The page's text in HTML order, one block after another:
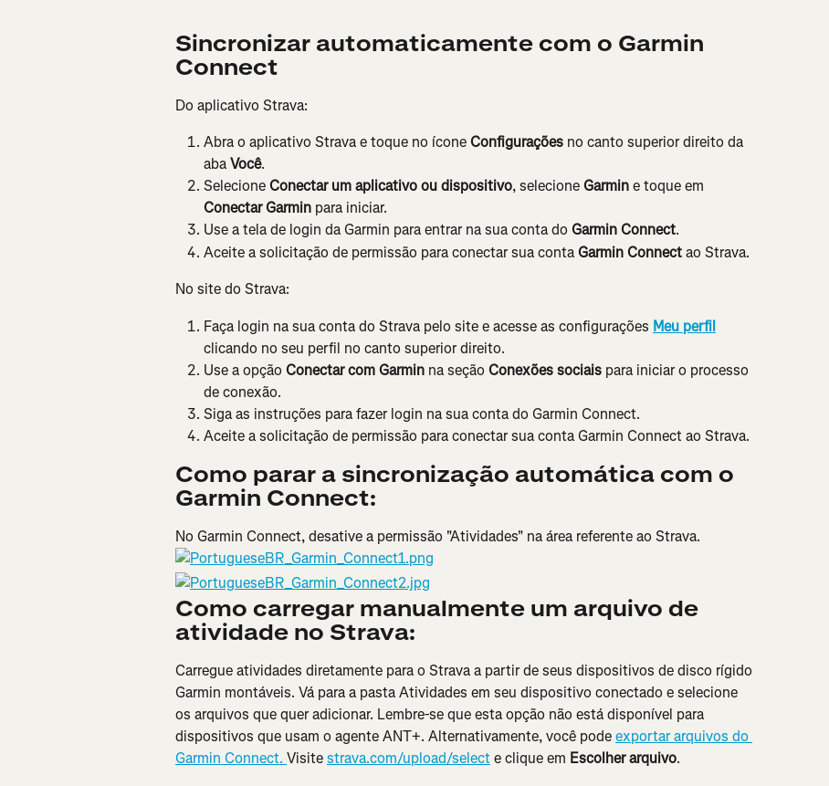
Sincronizar automaticamente com o Garmin
Connect
Do aplicativo Strava:
Abra o aplicativo Strava e toque no ícone Configurações no canto superior direito da
aba Você.
Selecione Conectar um aplicativo ou dispositivo, selecione Garmin e toque em
Conectar Garmin para iniciar.
Use a tela de login da Garmin para entrar na sua conta do Garmin Connect.
Aceite a solicitação de permissão para conectar sua conta Garmin Connect ao Strava.
No site do Strava:
Faça login na sua conta do Strava pelo site e acesse as configurações Meu perfil
clicando no seu perfil no canto superior direito.
Use a opção Conectar com Garmin na seção Conexões sociais para iniciar o processo
de conexão.
Siga as instruções para fazer login na sua conta do Garmin Connect.
Aceite a solicitação de permissão para conectar sua conta Garmin Connect ao Strava.
Como parar a sincronização automática com o
Garmin Connect:
No Garmin Connect, desative a permissão "Atividades" na área referente ao Strava.
Como carregar manualmente um arquivo de
atividade no Strava:
Carregue atividades diretamente para o Strava a partir de seus dispositivos de disco rígido
Garmin montáveis. Vá para a pasta Atividades em seu dispositivo conectado e selecione
os arquivos que quer adicionar. Lembre-se que esta opção não está disponível para
dispositivos que usam o agente ANT+. Alternativamente, você pode exportar arquivos do
Garmin Connect. Visite strava.com/upload/select e clique em Escolher arquivo.